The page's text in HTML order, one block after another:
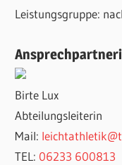
Leistungsgruppe:
Birte Lux
Abteilungsleiterin
Mail:
TEL: 06233 600813